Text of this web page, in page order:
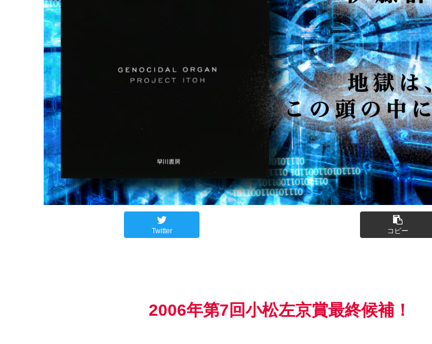
Twitter コピー
2006年第7回小松左京賞最終候補！